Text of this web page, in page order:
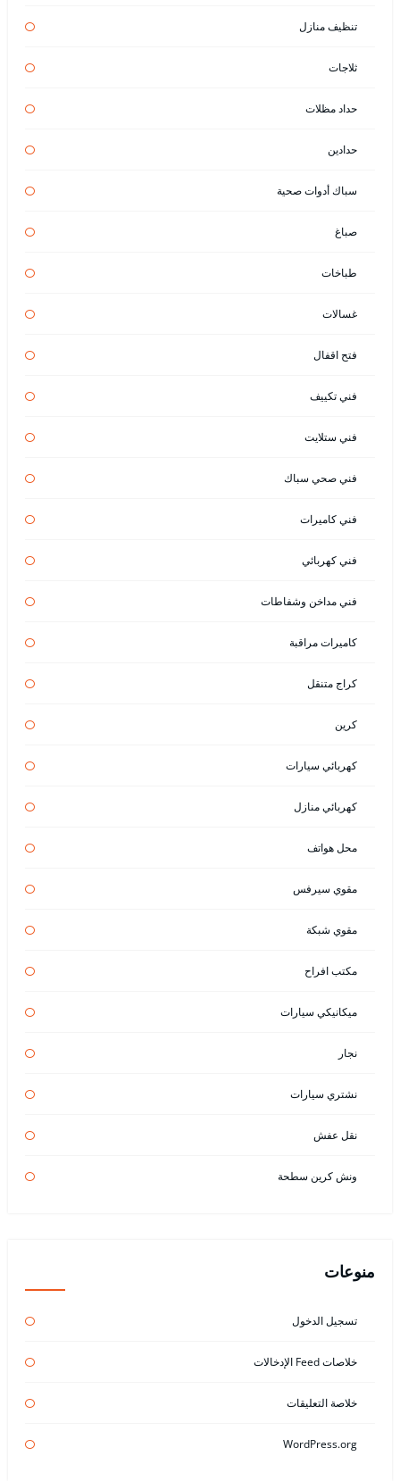
تنظيف منازل
ثلاجات
حداد مظلات
حدادين
سباك أدوات صحية
صباغ
طباخات
غسالات
فتح اقفال
فني تكييف
فني ستلايت
فني صحي سباك
فني كاميرات
فني كهربائي
فني مداخن وشفاطات
كاميرات مراقبة
كراج متنقل
كرين
كهربائي سيارات
كهربائي منازل
محل هواتف
مقوي سيرفس
مقوي شبكة
مكتب افراح
ميكانيكي سيارات
نجار
نشتري سيارات
نقل عفش
ونش كرين سطحة
منوعات
تسجيل الدخول
خلاصات Feed الإدخالات
خلاصة التعليقات
WordPress.org